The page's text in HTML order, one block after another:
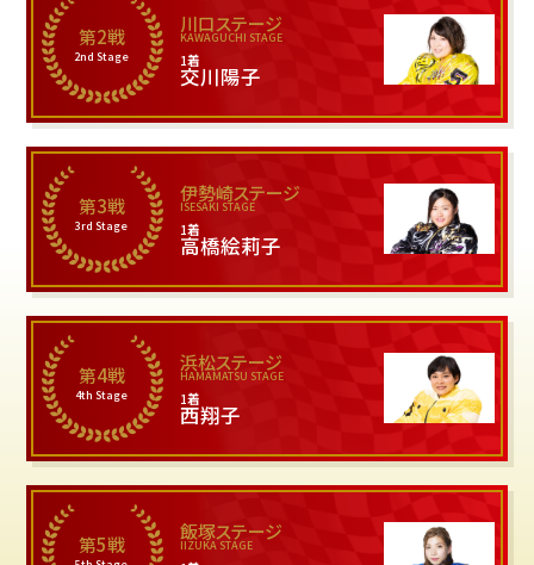
第2戦
2nd Stage
川口ステージ
KAWAGUCHI STAGE
1着
交川陽子
第3戦
3rd Stage
伊勢崎ステージ
ISESAKI STAGE
1着
高橋絵莉子
第4戦
4th Stage
浜松ステージ
HAMAMATSU STAGE
1着
西翔子
第5戦 飯塚ステージ
IIZUKA STAGE